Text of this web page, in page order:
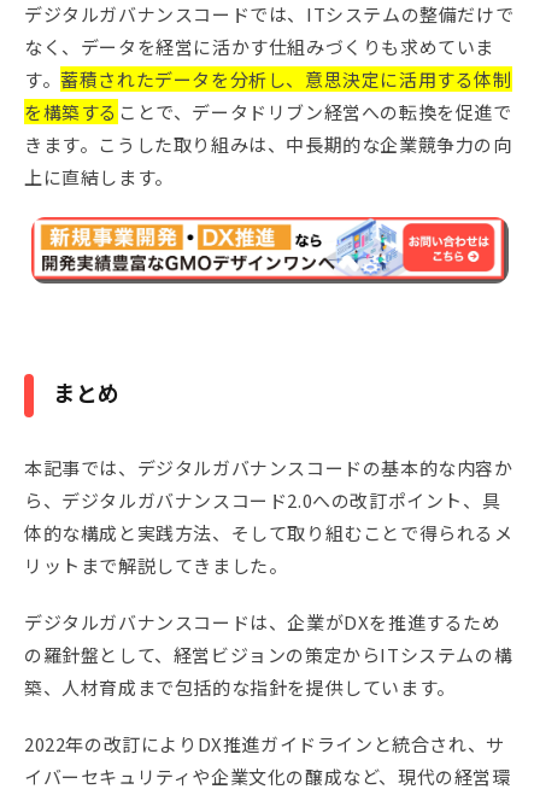
デジタルガバナンスコードでは、ITシステムの整備だけで
なく、データを経営に活かす仕組みづくりも求めていま
す。 蓄積されたデータを分析し、意思決定に活用する体制
を構築する ことで、データドリブン経営への転換を促進で
きます。こうした取り組みは、中長期的な企業競争力の向
上に直結します。
まとめ
本記事では、デジタルガバナンスコードの基本的な内容か
ら、デジタルガバナンスコード2.0への改訂ポイント、具
体的な構成と実践方法、そして取り組むことで得られるメ
リットまで解説してきました。
デジタルガバナンスコードは、企業がDXを推進するため
の羅針盤として、経営ビジョンの策定からITシステムの構
築、人材育成まで包括的な指針を提供しています。
2022年の改訂によりDX推進ガイドラインと統合され、サ
イバーセキュリティや企業文化の醸成など、現代の経営環